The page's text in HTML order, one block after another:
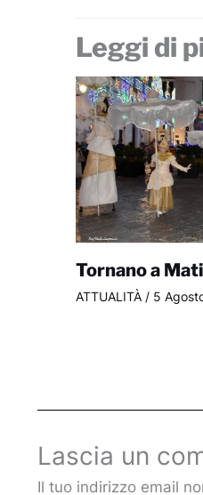
Leggi di
Tornano a
ATTUALITÀ/ 5
Lascia un
Il tuo indirizzo email